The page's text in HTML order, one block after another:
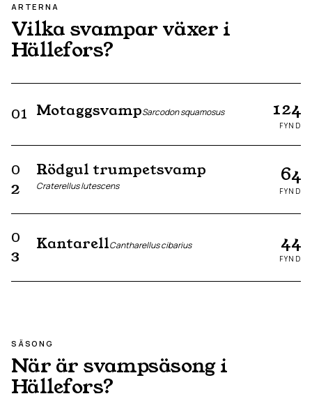
ARTERNA
Vilka svampar växer i
Hällefors?
01 MotaggsvampSarcodon squamosus 124
FYND
0
2
Rödgul trumpetsvamp
Craterellus lutescens 64
FYND
0
3
KantarellCantharellus cibarius 44
FYND
SÄSONG
När är svampsäsong i
Hällefors?